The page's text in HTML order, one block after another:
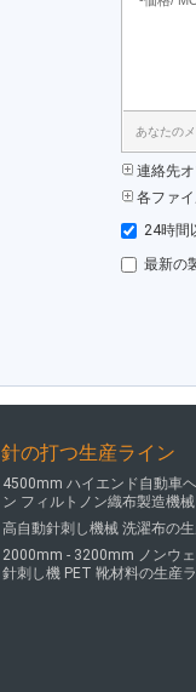
あなたの
連絡先
各ファ
24時間
最新の
針の打つ生産ライン
4500mm ハイエンド自動車
ン フィルトノン織布製造機械
高自動針刺し機械 洗濯布の
2000mm - 3200mm ノンウ
針刺し機 PET 靴材料の生産